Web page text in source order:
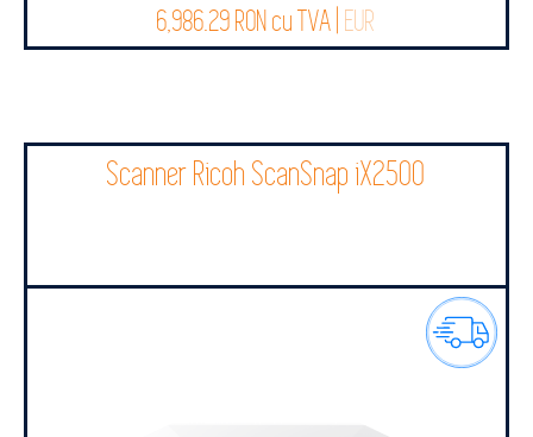
6,986.29 RON cu TVA | EUR
Scanner Ricoh ScanSnap iX2500